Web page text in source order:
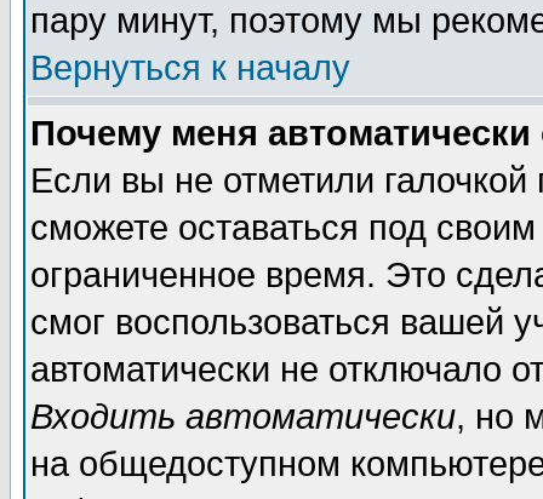
пару минут, поэтому мы
Вернуться к началу
Почему меня автоматически
Если вы не отметили галочкой
сможете оставаться под
ограниченное время. Это
смог воспользоваться вашей
автоматически не отключало
Входить автоматически, но
на общедоступном